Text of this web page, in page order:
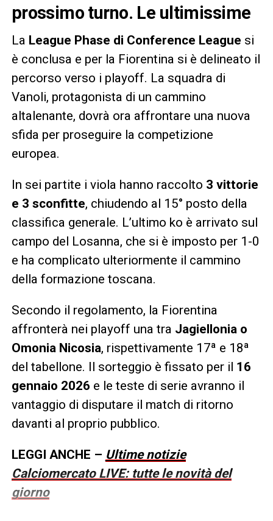
prossimo turno. Le ultimissime
La League Phase di Conference League si
è conclusa e per la Fiorentina si è delineato il
percorso verso i playoff. La squadra di
Vanoli, protagonista di un cammino
altalenante, dovrà ora affrontare una nuova
sfida per proseguire la competizione
europea.
In sei partite i viola hanno raccolto 3 vittorie
e 3 sconfitte, chiudendo al 15° posto della
classifica generale. L’ultimo ko è arrivato sul
campo del Losanna, che si è imposto per 1-0
e ha complicato ulteriormente il cammino
della formazione toscana.
Secondo il regolamento, la Fiorentina
affronterà nei playoff una tra Jagiellonia o
Omonia Nicosia, rispettivamente 17ª e 18ª
del tabellone. Il sorteggio è fissato per il 16
gennaio 2026 e le teste di serie avranno il
vantaggio di disputare il match di ritorno
davanti al proprio pubblico.
LEGGI ANCHE – Ultime notizie
Calciomercato LIVE: tutte le novità del
giorno